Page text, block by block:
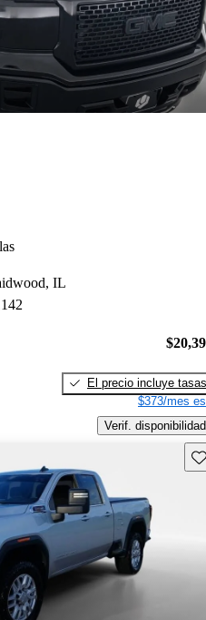
IL
El precio incluye tasas
$373/mes
Verif. disponibilidad